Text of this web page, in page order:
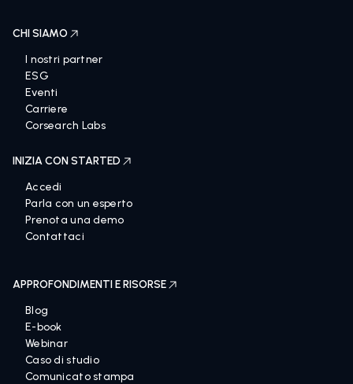
CHI SIAMO
I nostri partner
ESG
Eventi
Carriere
Corsearch Labs
INIZIA CON STARTED
Accedi
Parla con un esperto
Prenota una demo
Contattaci
APPROFONDIMENTI E RISORSE
Blog
E-book
Webinar
Caso di studio
Comunicato stampa